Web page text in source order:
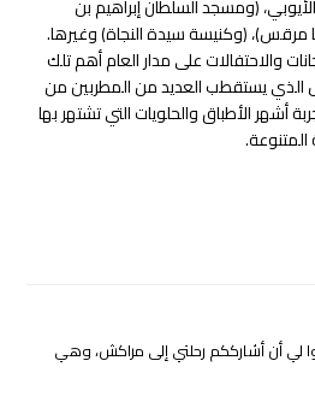
(ومسجد السلطان إبراهيم بن
مرقس)، (وكنيسة سيدة النجاة) وغيرها.
والاحتفالات على مدار العام أهم تلك
الذي يستقطب العديد من المطربين من
أشهر الأطباق والحلويات التي تشتهر بها
المتنوعة.
لي أن أشارككم رحلتي إلى مراكش، وهي